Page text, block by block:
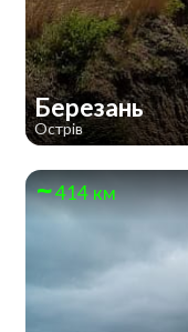
Березань
Острів
414 км